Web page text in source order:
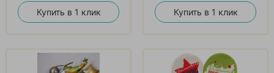
Купить в 1 клик Купить в 1 клик